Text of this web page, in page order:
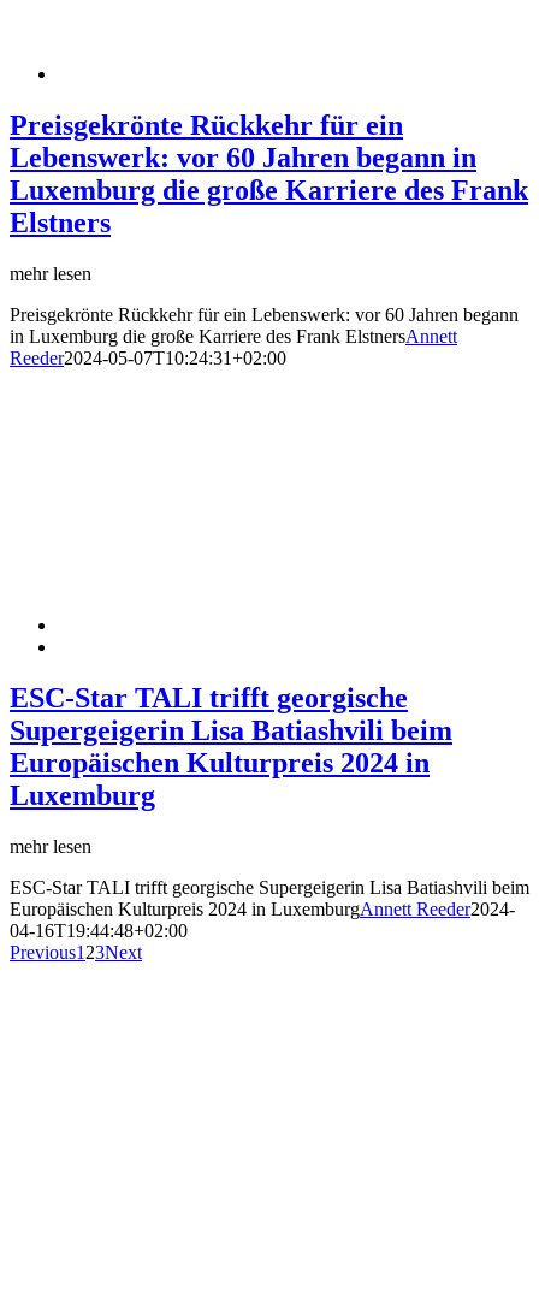
Preisgekrönte Rückkehr für ein
Lebenswerk: vor 60 Jahren begann in
Luxemburg die große Karriere des Frank
Elstners
mehr lesen
Preisgekrönte Rückkehr für ein Lebenswerk: vor 60 Jahren begann
in Luxemburg die große Karriere des Frank ElstnersAnnett
Reeder2024-05-07T10:24:31+02:00
ESC-Star TALI trifft georgische
Supergeigerin Lisa Batiashvili beim
Europäischen Kulturpreis 2024 in
Luxemburg
mehr lesen
ESC-Star TALI trifft georgische Supergeigerin Lisa Batiashvili beim
Europäischen Kulturpreis 2024 in LuxemburgAnnett Reeder2024-
04-16T19:44:48+02:00
Previous1 23Next